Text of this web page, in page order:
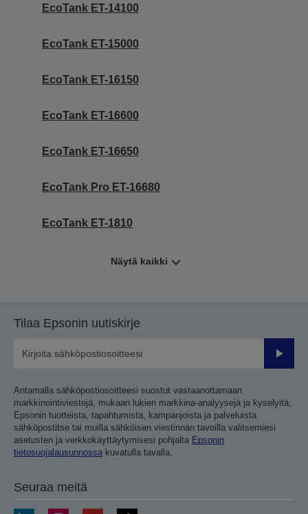
EcoTank ET-14100
EcoTank ET-15000
EcoTank ET-16150
EcoTank ET-16600
EcoTank ET-16650
EcoTank Pro ET-16680
EcoTank ET-1810
Näytä kaikki
Tilaa Epsonin uutiskirje
Lähetä
Antamalla sähköpostiosoitteesi suostut vastaanottamaan
markkinointiviestejä, mukaan lukien markkina-analyysejä ja kyselyitä,
Epsonin tuotteista, tapahtumista, kampanjoista ja palveluista
sähköpostitse tai muilla sähköisen viestinnän tavoilla valitsemiesi
asetusten ja verkkokäyttäytymisesi pohjalta Epsonin
tietosuojalausunnossa kuvatulla tavalla.
Seuraa meitä